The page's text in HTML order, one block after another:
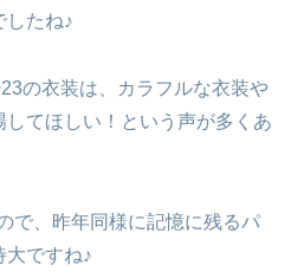
したね♪
の衣装は、カラフルな衣装や
してほしい！という声が多くあ
で、昨年同様に記憶に残るパ
大ですね♪